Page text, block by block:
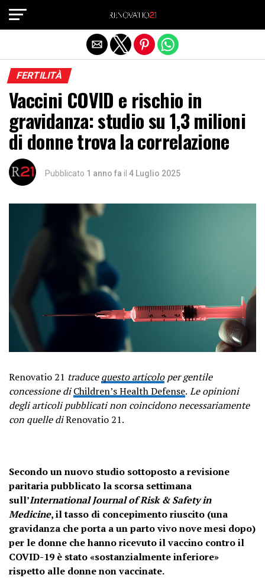
FERTILITÀ
Vaccini COVID e rischio in
gravidanza: studio su 1,3 milioni
di donne trova la correlazione
Pubblicato 1 anno fa il 4 Luglio 2025
Renovatio 21 traducequesto articoloper gentile
concessione di Children’s Health Defense. Le opinioni
degli articoli pubblicati non coincidono necessariamente
con quelle diRenovatio 21.
Secondo un nuovo studio sottoposto a revisione
paritaria pubblicato la scorsa settimana
sull’International Journal of Risk & Safety in
Medicine, il tasso di concepimento riuscito (una
gravidanza che porta a un parto vivo nove mesi dopo)
per le donne che hanno ricevuto il vaccino contro il
COVID-19 è stato «sostanzialmente inferiore»
rispetto alle donne non vaccinate.
Exit mobile version